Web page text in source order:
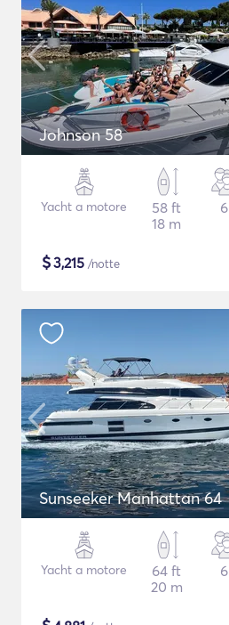
Johnson 58
Yacht a motore
58 ft
18 m
6
$3,215 /notte
Sunseeker Manhattan 64
Yacht a motore
64 ft
20 m
6